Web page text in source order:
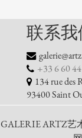
联系我
+33 6 60
134 rue des
93400 Saint
GALERIE ARTZ艺